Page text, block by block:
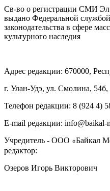
Св-во о регистрации СМИ
выдано Федеральной
законодательства в сфере
культурного наследия
Адрес редакции: 670000,
г. Улан-Удэ, ул. Смолина,
Телефон редакции: ‎‎8 (924 4)
E-mail редакции: info@baikal-
Учредитель - ООО «Байкал
редактор:
Озеров Игорь Викторович